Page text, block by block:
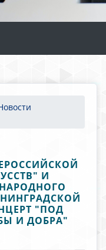
И
"ПОД
И ДОБРА"